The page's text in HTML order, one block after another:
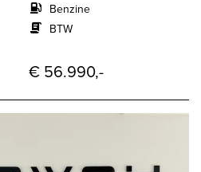
Benzine
BTW
€ 56.990,-